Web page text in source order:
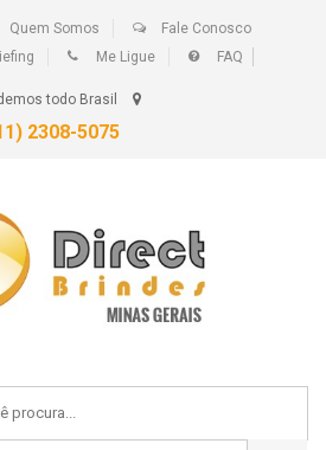
Quem Somos
Fale Conosco
Me Ligue FAQ
todo Brasil
2308-5075